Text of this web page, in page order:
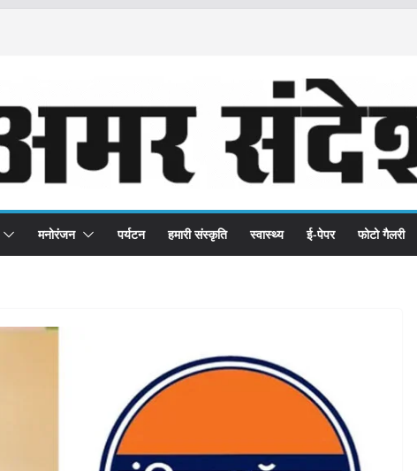
मनोरंजन पर्यटन हमारी संस्कृति स्वास्थ्य ई-पेपर फोटो गैलरी